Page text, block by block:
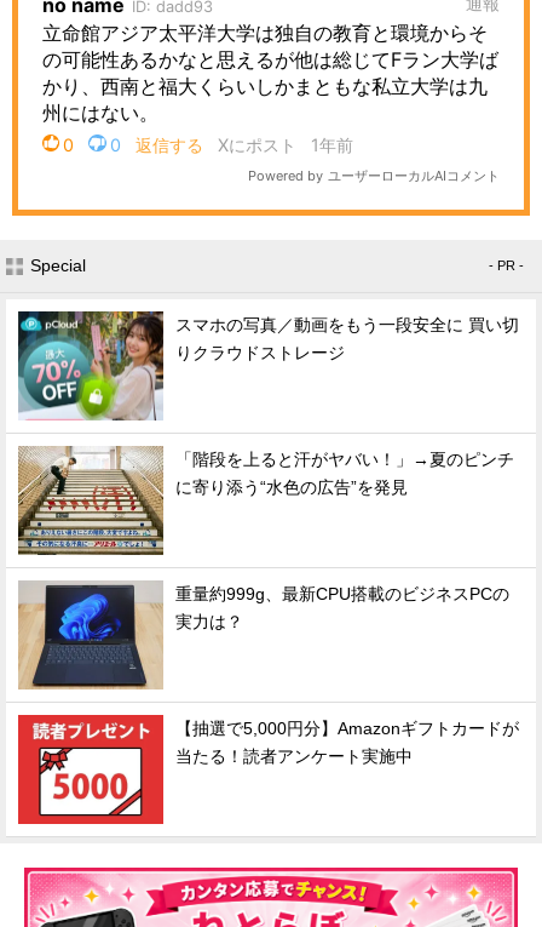
Special - PR -
スマホの写真／動画をもう一段安全に 買い切
りクラウドストレージ
「階段を上ると汗がヤバい！」→夏のピンチ
に寄り添う“水色の広告”を発見
重量約999g、最新CPU搭載のビジネスPCの
実力は？
【抽選で5,000円分】Amazonギフトカードが
当たる！読者アンケート実施中